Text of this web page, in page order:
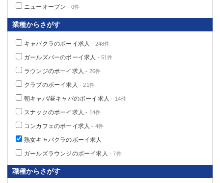
ニューオープン - 0件
業種からさがす
キャバクラのボーイ求人 - 248件
ガールズバーのボーイ求人 - 51件
ラウンジのボーイ求人 - 26件
クラブのボーイ求人 - 21件
朝キャバ/昼キャバのボーイ求人 - 14件
スナックのボーイ求人 - 14件
コンカフェのボーイ求人 - 4件
熟女キャバクラのボーイ求人
ガールズラウンジのボーイ求人 - 7件
職種からさがす